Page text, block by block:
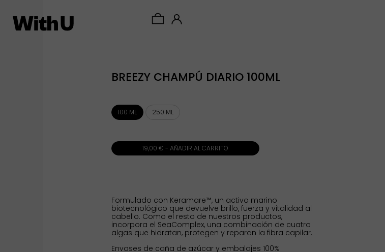
BREEZY CHAMPÚ DIARIO 100ML
100 ML 250 ML
19,00 € - AÑADIR AL CARRITO
Formulado con Keramare™, un activo marino
biotecnológico que devuelve brillo, fuerza y vitalidad al
cabello. Como el resto de nuestros productos,
incorpora el SeaComplex, una combinación de cuatro
algas que hidratan, protegen y reparan la fibra capilar.
Envases de caña de azúcar y embalajes 100%